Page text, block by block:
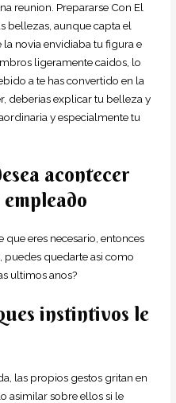
reunion. Prepararse Con El
bellezas, aunque capta el
novia envidiaba tu figura e
ligeramente caidos, lo
a te has convertido en la
deberias explicar tu belleza y
y especialmente tu
acontecer
que eres necesario, entonces
quedarte asi­ como
ultimos anos?
instintivos le
las propios gestos gritan en
asimilar sobre ellos si le